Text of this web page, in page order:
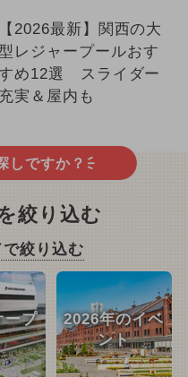
【2026最新】関西の大
レジャープールおす
め12選 スライダー
充実＆屋内も
しですか？
絞り込む
絞り込む
ープ
2026年のイベ
ント